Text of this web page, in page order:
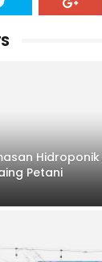
Hidroponik
Petani